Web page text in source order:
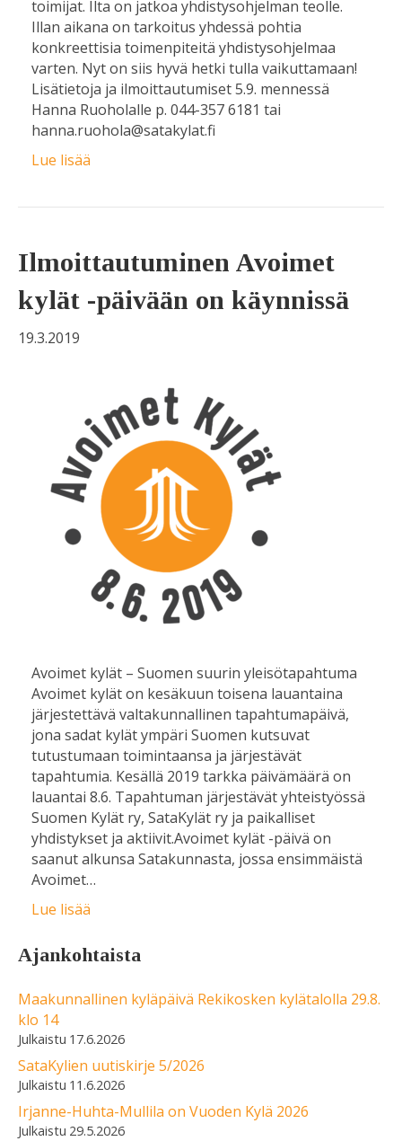
toimijat. Ilta on jatkoa yhdistysohjelman teolle.
Illan aikana on tarkoitus yhdessä pohtia
konkreettisia toimenpiteitä yhdistysohjelmaa
varten. Nyt on siis hyvä hetki tulla vaikuttamaan!
Lisätietoja ja ilmoittautumiset 5.9. mennessä
Hanna Ruoholalle p. 044-357 6181 tai
hanna.ruohola@satakylat.fi
Lue lisää
Ilmoittautuminen Avoimet
kylät -päivään on käynnissä
19.3.2019
Avoimet kylät – Suomen suurin yleisötapahtuma
Avoimet kylät on kesäkuun toisena lauantaina
järjestettävä valtakunnallinen tapahtumapäivä,
jona sadat kylät ympäri Suomen kutsuvat
tutustumaan toimintaansa ja järjestävät
tapahtumia. Kesällä 2019 tarkka päivämäärä on
lauantai 8.6. Tapahtuman järjestävät yhteistyössä
Suomen Kylät ry, SataKylät ry ja paikalliset
yhdistykset ja aktiivit.Avoimet kylät -päivä on
saanut alkunsa Satakunnasta, jossa ensimmäistä
Avoimet…
Lue lisää
Ajankohtaista
Maakunnallinen kyläpäivä Rekikosken kylätalolla 29.8.
klo 14
17.6.2026
SataKylien uutiskirje 5/2026
11.6.2026
Irjanne-Huhta-Mullila on Vuoden Kylä 2026
29.5.2026